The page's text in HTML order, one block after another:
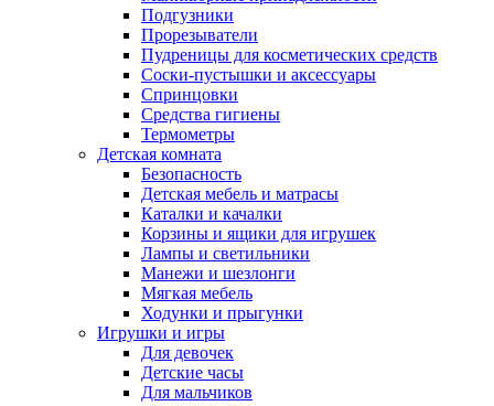
Подгузники
Прорезыватели
Пудреницы для косметических средств
Соски-пустышки и аксессуары
Спринцовки
Средства гигиены
Термометры
Детская комната
Безопасность
Детская мебель и матрасы
Каталки и качалки
Корзины и ящики для игрушек
Лампы и светильники
Манежи и шезлонги
Мягкая мебель
Ходунки и прыгунки
Игрушки и игры
Для девочек
Детские часы
Для мальчиков